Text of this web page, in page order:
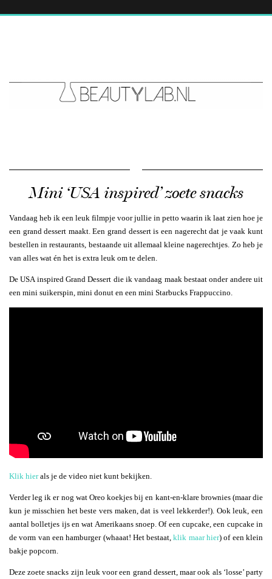
Mini ‘USA inspired’ zoete snacks
Vandaag heb ik een leuk filmpje voor jullie in petto waarin ik laat zien hoe je
een grand dessert maakt. Een grand dessert is een nagerecht dat je vaak kunt
bestellen in restaurants, bestaande uit allemaal kleine nagerechtjes. Zo heb je
van alles wat én het is extra leuk om te delen.
De USA inspired Grand Dessert die ik vandaag maak bestaat onder andere uit
een mini suikerspin, mini donut en een mini Starbucks Frappuccino.
Klik hierals je de video niet kunt bekijken.
Verder leg ik er nog wat Oreo koekjes bij en kant-en-klare brownies (maar die
kun je misschien het beste vers maken, dat is veel lekkerder!). Ook leuk, een
aantal bolletjes ijs en wat Amerikaans snoep. Of een cupcake, een cupcake in
de vorm van een hamburger (whaaat! Het bestaat,klik maar hier) of een klein
bakje popcorn.
Deze zoete snacks zijn leuk voor een grand dessert, maar ook als ‘losse’ party